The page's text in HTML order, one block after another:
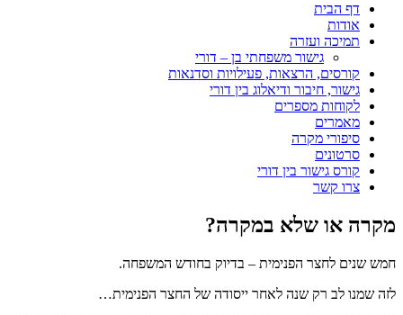
דף הבית
אודות
תמיכה ועזרה
גישור משפחתי בן – דורי
קורסים, הרצאות, פעילויות וסדנאות
גישור, חיבור ודיאלוג בין דורי
לקוחות מספרים
מאמרים
סיפורי מקרה
סרטונים
קורס גישור בין דורי
צרו קשר
מקרה או שלא במקרה?
חמש שנים לחצר הפנימית – בדיוק בחודש המשפחה.
לזה שמנו לב רק שנה לאחר ייסודה של החצר הפנימית…